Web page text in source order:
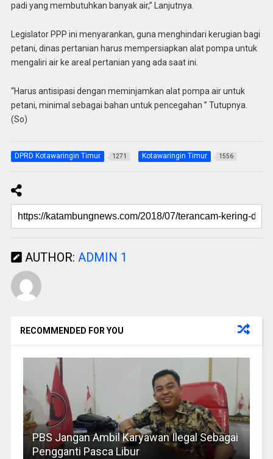
padi yang membutuhkan banyak air,” Lanjutnya.
Legislator PPP ini menyarankan, guna menghindari kerugian bagi
petani, dinas pertanian harus mempersiapkan alat pompa untuk
mengaliri air ke areal pertanian yang ada saat ini.
“Harus antisipasi dengan meminjamkan alat pompa air untuk
petani, minimal sebagai bahan untuk pencegahan ” Tutupnya.
(So)
DPRD Kotawaringin Timur 1271 Kotawaringin Timur 1556
AUTHOR: ADMIN 1
RECOMMENDED FOR YOU
PBS Jangan Ambil Karyawan Ilegal Sebagai
Pengganti Pasca Libur